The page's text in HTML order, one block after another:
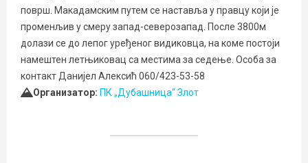
површ. Макадамским путем се наставља у правцу који је
променљив у смеру запад-северозапад. После 3800м
долази се до лепог уређеног видиковца, на коме постоји
намештен летњиковац са местима за седење. Особа за
контакт Данијел Алексић 060/423-53-58
Организатор: ПК „Дубашница“ Злот